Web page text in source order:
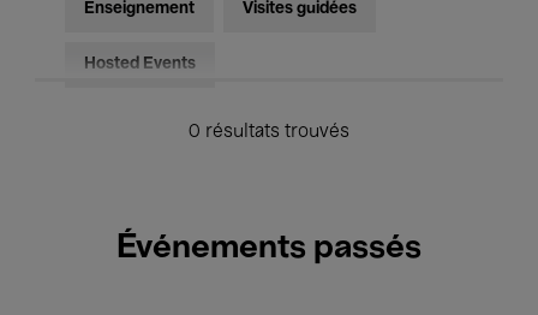
Enseignement Visites guidées
Hosted Events
0 résultats trouvés
Événements passés